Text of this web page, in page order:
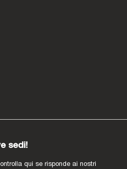
sedi!
qui se risponde ai nostri